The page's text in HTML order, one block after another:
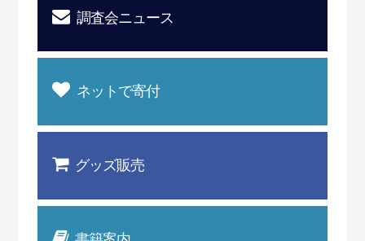
調査会ニュース
ネットで寄付
グッズ販売